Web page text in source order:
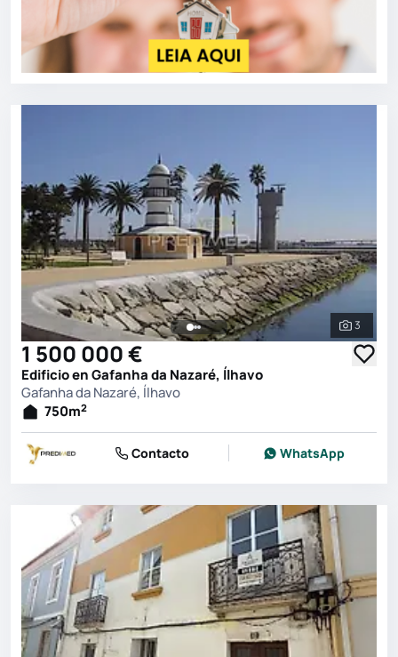
Ver
3
1 500 000 €
Edificio en Gafanha da Nazaré, Ílhavo
Gafanha da Nazaré, Ílhavo
750m2
Contacto WhatsApp